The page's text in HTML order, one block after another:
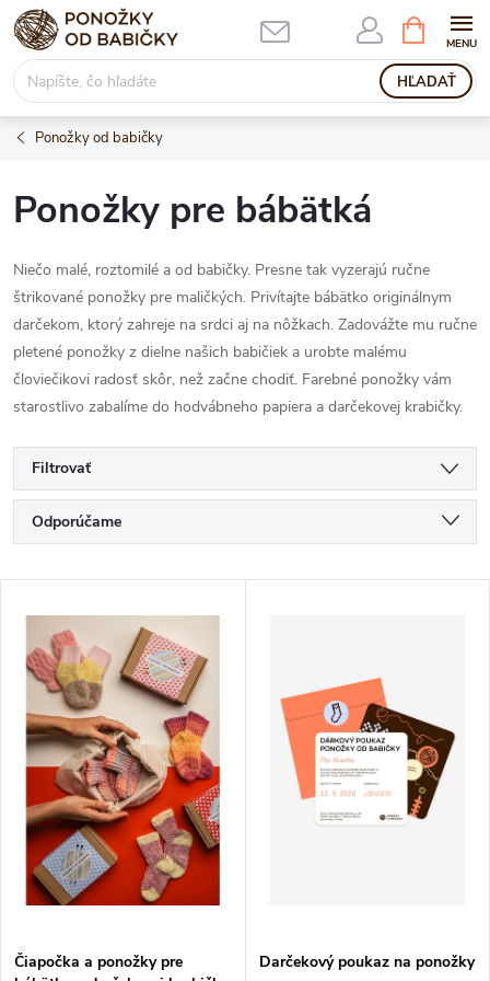
Prejsť
na
obsah
HĽADAŤ
KOŠÍK
Ponožky od babičky
Ponožky pre bábätká
Niečo malé, roztomilé a od babičky. Presne tak vyzerajú ručne
štrikované ponožky pre maličkých. Privítajte bábätko originálnym
darčekom, ktorý zahreje na srdci aj na nôžkach. Zadovážte mu ručne
pletené ponožky z dielne našich babičiek a urobte malému
človiečikovi radosť skôr, než začne chodiť. Farebné ponožky vám
starostlivo zabalíme do hodvábneho papiera a darčekovej krabičky.
Filtrovať
R
a
d
e
n
e
p
r
Odporúčame
Najpredávanejšie
Abecedne
V
ý
p
s
p
Čiapočka a ponožky pre
Darčekový poukaz na ponožky